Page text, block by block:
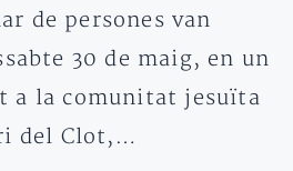
de persones van
30 de maig, en un
a la comunitat jesuïta
del Clot,…